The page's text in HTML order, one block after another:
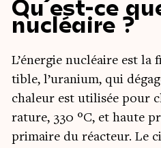
Qu’est-ce
nucléaire ?
L’énergie nucléaire est la
tible, l’uranium, qui
cha­leur est uti­li­sée pour
ra­ture, 330 °C, et haute
pri­maire du réac­teur. Le